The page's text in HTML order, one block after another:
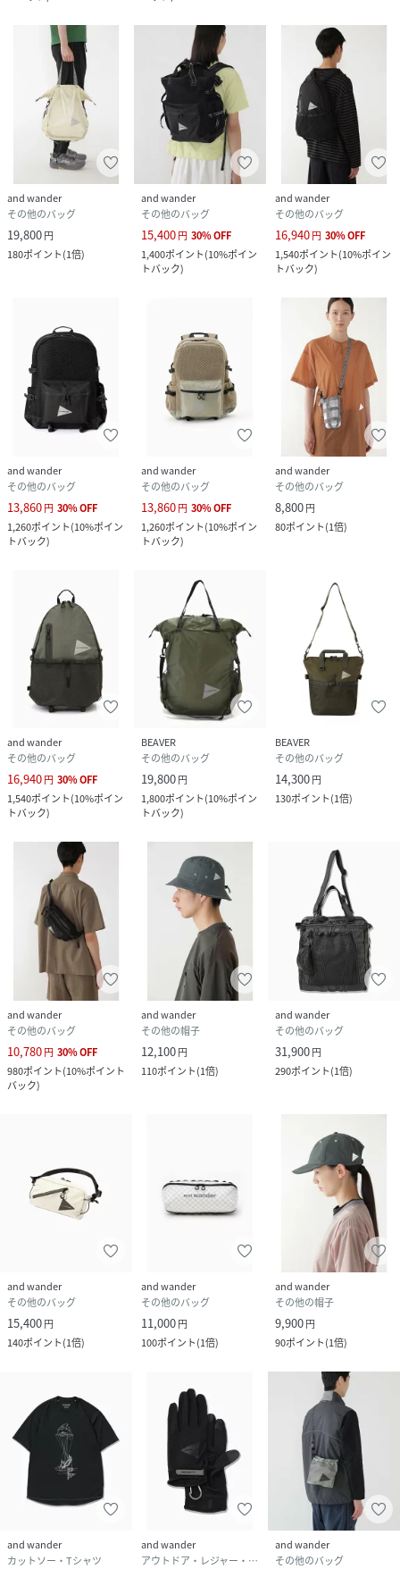
and wander
その他のバッグ
19,800円
180ポイント(1倍)
and wander
その他のバッグ
15,400円 30%OFF
1,400ポイント(10%ポイン
トバック)
and wander
その他のバッグ
16,940円 30%OFF
1,540ポイント(10%ポイン
トバック)
and wander
その他のバッグ
13,860円 30%OFF
1,260ポイント(10%ポイン
トバック)
and wander
その他のバッグ
13,860円 30%OFF
1,260ポイント(10%ポイン
トバック)
and wander
その他のバッグ
8,800円
80ポイント(1倍)
and wander
その他のバッグ
16,940円 30%OFF
1,540ポイント(10%ポイン
トバック)
BEAVER
その他のバッグ
19,800円
1,800ポイント(10%ポイン
トバック)
BEAVER
その他のバッグ
14,300円
130ポイント(1倍)
and wander
その他のバッグ
10,780円 30%OFF
980ポイント(10%ポイント
バック)
and wander
その他の帽子
12,100円
110ポイント(1倍)
and wander
その他のバッグ
31,900円
290ポイント(1倍)
and wander
その他のバッグ
15,400円
140ポイント(1倍)
and wander
その他のバッグ
11,000円
100ポイント(1倍)
and wander
その他の帽子
9,900円
90ポイント(1倍)
and wander
カットソー・Tシャツ
and wander
アウトドア・レジャー・キャンプ用品
and wander
その他のバッグ